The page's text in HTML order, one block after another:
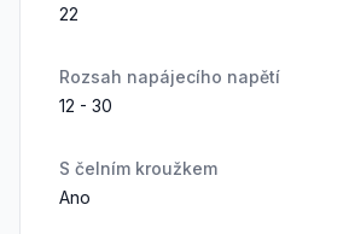
22
Rozsah napájecího napětí
12 - 30
S čelním kroužkem
Ano